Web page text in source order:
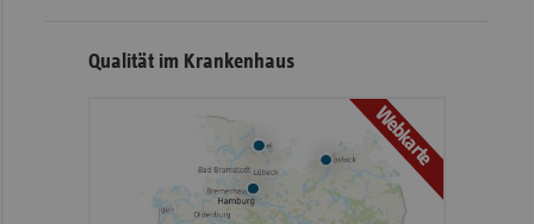
Qualität im Krankenhaus
Webkarte